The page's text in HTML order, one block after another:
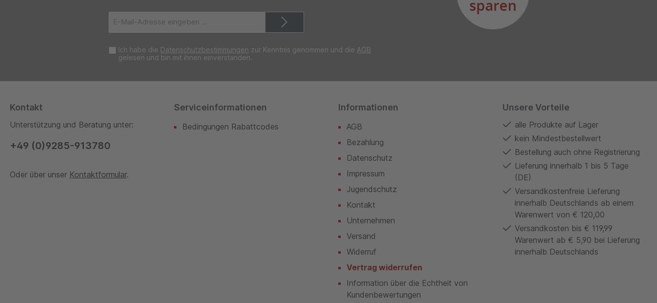
Mail-
Adresse*
Ich habe die Datenschutzbestimmungen zur Kenntnis genommen und die AGB
gelesen und bin mit ihnen einverstanden.
Kontakt
Unterstützung und Beratung unter:
+49 (0)9285-913780
Oder über unser Kontaktformular.
Serviceinformationen
Bedingungen Rabattcodes
Informationen
AGB
Bezahlung
Datenschutz
Impressum
Jugendschutz
Kontakt
Unternehmen
Versand
Widerruf
Vertrag widerrufen
Information über die Echtheit von
Kundenbewertungen
Unsere Vorteile
alle Produkte auf Lager
kein Mindestbestellwert
Bestellung auch ohne Registrierung
Lieferung innerhalb 1 bis 5 Tage
(DE)
Versandkostenfreie Lieferung
innerhalb Deutschlands ab einem
Warenwert von € 120,00
Versandkosten bis € 119,99
Warenwert ab € 5,90 bei Lieferung
innerhalb Deutschlands